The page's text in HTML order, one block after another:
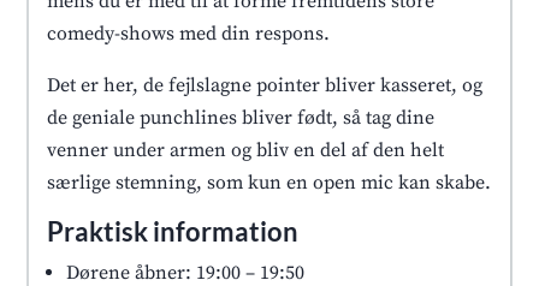
comedy-shows med din respons.
Det er her, de fejlslagne pointer bliver kasseret, og
de geniale punchlines bliver født, så tag dine
venner under armen og bliv en del af den helt
særlige stemning, som kun en open mic kan skabe.
Praktisk information
Dørene åbner: 19:00 – 19:50